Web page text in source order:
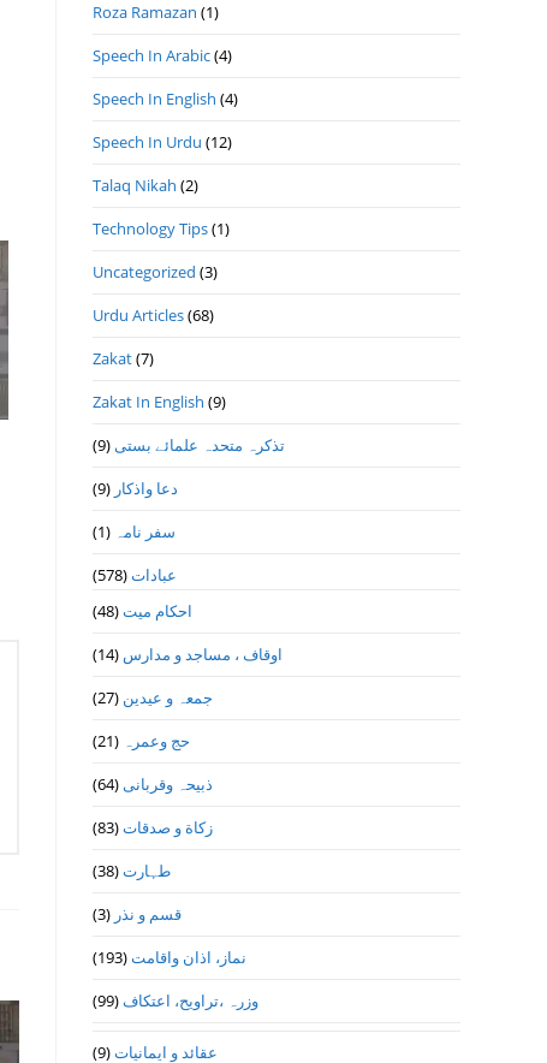
Roza Ramazan (1)
Speech In Arabic(4)
Speech In English (4)
Speech In Urdu (12)
Talaq Nikah (2)
Technology Tips(1)
Uncategorized (3)
Urdu Articles(68)
Zakat(7)
Zakat In English (9)
تذكرہ متحدہ علمائے بستى(9)
دعا واذكار (9)
سفر نامہ (1)
عبادات(578)
احکام میت(48)
اوقاف ، مساجد و مدارس (14)
جمعہ و عیدین (27)
حج وعمرہ (21)
ذبیحہ وقربانی(64)
زکاة و صدقات(83)
طہارت(38)
قسم و نذر (3)
نماز، اذان واقامت(193)
وزرہ ،تراويح، اعتكاف(99)
عقائد و ایمانیات(9)